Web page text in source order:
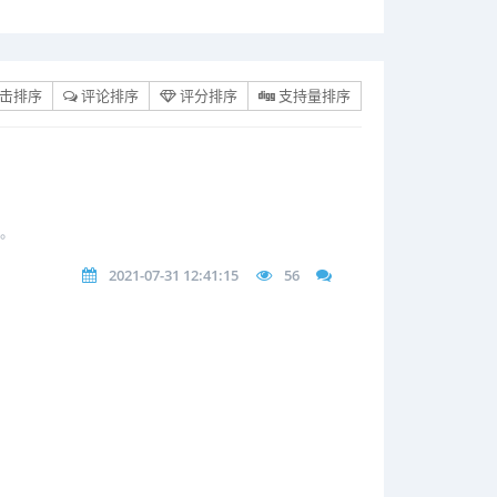
排序 评论排序 评分排序 支持量排序
2021-07-31 12:41:15 56